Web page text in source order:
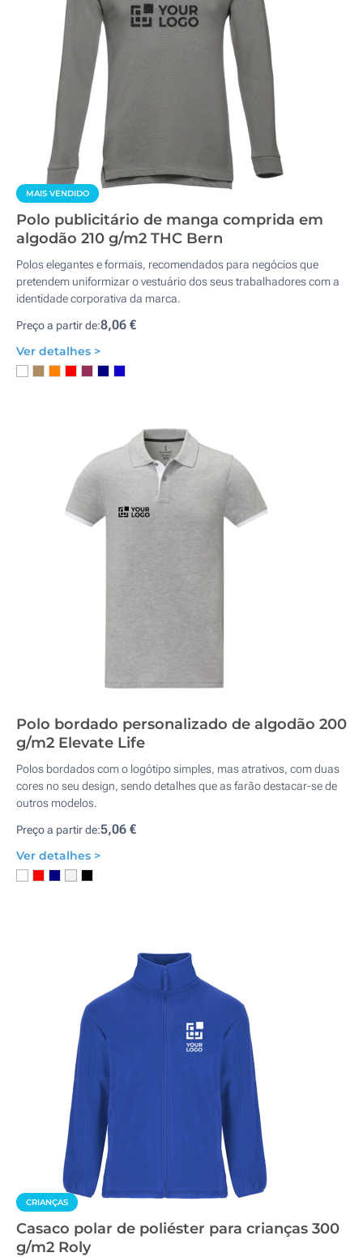
MAIS VENDIDO
Polo publicitário de manga comprida em
algodão 210 g/m2 THC Bern
Polos elegantes e formais, recomendados para negócios que
pretendem uniformizar o vestuário dos seus trabalhadores com a
identidade corporativa da marca.
Preço a partir de:8,06 €
Ver detalhes >
Polo bordado personalizado de algodão 200
g/m2 Elevate Life
Polos bordados com o logótipo ​​simples, mas atrativos, com duas
cores no seu design, sendo detalhes que as farão destacar-se de
outros modelos.
Preço a partir de:5,06 €
Ver detalhes >
CRIANÇAS
Casaco polar de poliéster para crianças 300
g/m2 Roly